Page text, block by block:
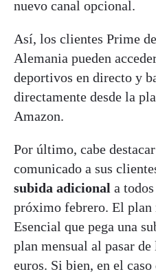
nuevo canal opcional.
Así, los clientes Prime
Alemania pueden
deportivos en directo y
directamente desde la
Amazon.
Por último, cabe
comunicado a sus
subida adicional a
próximo febrero. El plan
Esencial que pega una
plan mensual al pasar
euros. Si bien, en el